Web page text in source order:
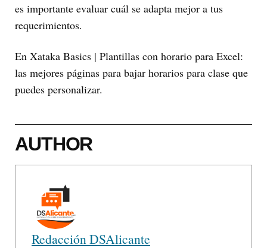
es importante evaluar cuál se adapta mejor a tus
requerimientos.
En Xataka Basics | Plantillas con horario para Excel:
las mejores páginas para bajar horarios para clase que
puedes personalizar.
AUTHOR
Redacción DSAlicante